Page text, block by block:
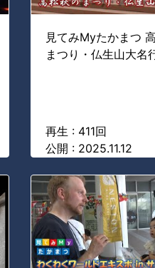
見てみMyたかまつ
まつり・仏生山大名
再生 : 411回
公開 : 2025.11.12